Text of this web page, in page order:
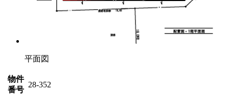
平面図
物件
番号
28-352